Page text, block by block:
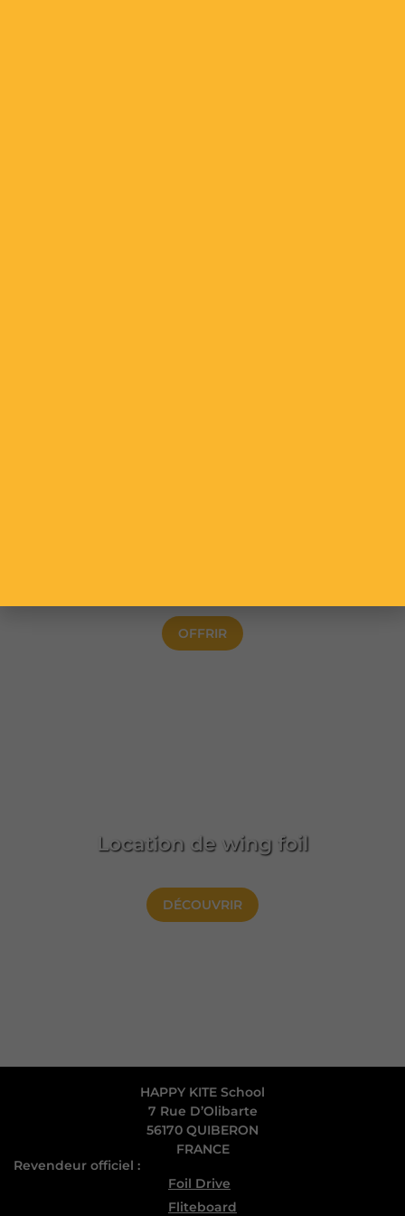
OFFRIR
Location de wing foil
DÉCOUVRIR
HAPPY KITE School
7 Rue D’Olibarte
56170 QUIBERON
FRANCE
Revendeur officiel :
Foil Drive
Fliteboard